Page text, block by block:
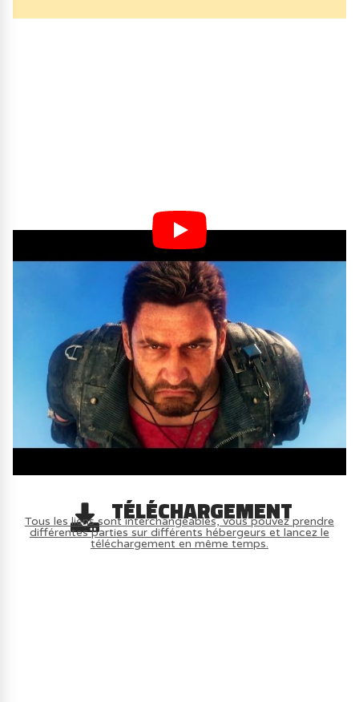
TÉLÉCHARGEMENT
Tous les liens sont interchangeables, vous pouvez prendre
différentes parties sur différents hébergeurs et lancez le
téléchargement en même temps.